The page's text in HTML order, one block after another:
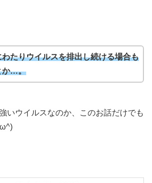
わたりウイルスを排出し続ける場合も
か…。
いウイルスなのか、このお話だけでも